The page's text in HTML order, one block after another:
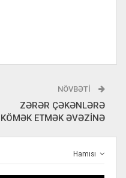
NÖVBƏTI
ZƏRƏR ÇƏKƏNLƏRƏ
KÖMƏK ETMƏK ƏVƏZİNƏ
Hamısı